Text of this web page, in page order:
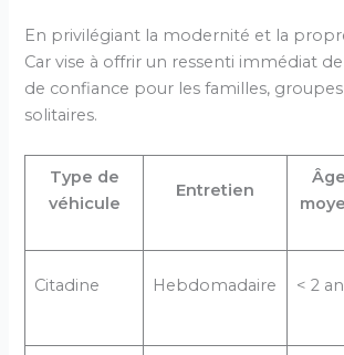
En privilégiant la modernité et la
Car vise à offrir un ressenti immédiat
de confiance pour les familles,
solitaires.
Type de
véhicule
Entretien
Âge
Citadine Hebdomadaire < 2